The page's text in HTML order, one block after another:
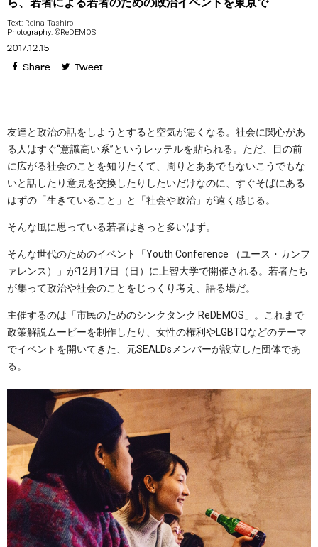
Text: Reina Tashiro
Photography: ©ReDEMOS
2017.12.15
Share Tweet
友達と政治の話をしようとすると空気が悪くなる。社会に関心があ
る人はすぐ“意識高い系”というレッテルを貼られる。ただ、目の前
に広がる社会のことを知りたくて、周りとああでもないこうでもな
いと話したり意見を交換したりしたいだけなのに、すぐそばにある
はずの「生きていること」と「社会や政治」が遠く感じる。
そんな風に思っている若者はきっと多いはず。
そんな世代のためのイベント「Youth Conference （ユース・カンフ
ァレンス）」が12月17日（日）に上智大学で開催される。若者たち
が集って政治や社会のことをじっくり考え、語る場だ。
主催するのは「市民のためのシンクタンク ReDEMOS 」。これまで
政策解説ムービーを制作したり、女性の権利やLGBTQなどのテーマ
でイベントを開いてきた、元SEALDsメンバーが設立した団体であ
る。